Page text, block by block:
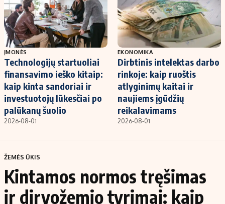
ĮMONĖS
Technologijų startuoliai
finansavimo ieško kitaip:
kaip kinta sandoriai ir
investuotojų lūkesčiai po
palūkanų šuolio
2026-08-01
EKONOMIKA
Dirbtinis intelektas darbo
rinkoje: kaip ruoštis
atlyginimų kaitai ir
naujiems įgūdžių
reikalavimams
2026-08-01
ŽEMĖS ŪKIS
Kintamos normos tręšimas
ir dirvožemio tyrimai: kaip